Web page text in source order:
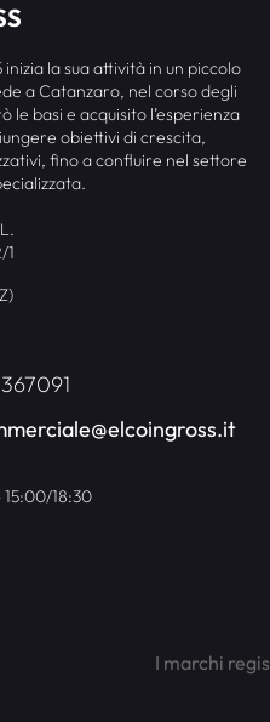
inizia la sua attività in un piccolo
a Catanzaro, nel corso degli
le basi e acquisito l’esperienza
obiettivi di crescita,
fino a confluire nel settore
1
15:00/18:30
I marchi